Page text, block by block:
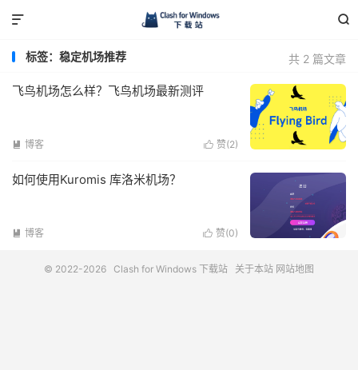


共 2 篇文章
标签：稳定机场推荐
飞鸟机场怎么样？飞鸟机场最新测评
 赞(2)
 博客
如何使用Kuromis 库洛米机场？
 赞(0)
 博客
© 2022-2026 Clash for Windows 下载站 关于本站 网站地图